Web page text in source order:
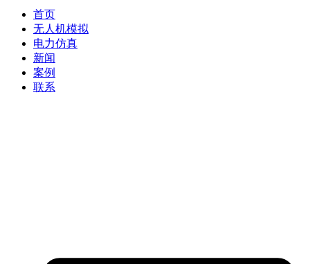
首页
无人机模拟
电力仿真
新闻
案例
联系